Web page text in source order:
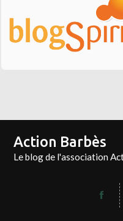
Action Barbès
Le blog de l'association